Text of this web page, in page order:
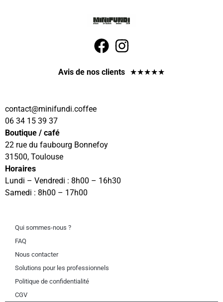
Avis de nos clients ★★★★★
contact@minifundi.coffee
06 34 15 39 37
Boutique / café
22 rue du faubourg Bonnefoy
31500, Toulouse
Horaires
Lundi – Vendredi : 8h00 – 16h30
Samedi : 8h00 – 17h00
Qui sommes-nous ?
FAQ
Nous contacter
Solutions pour les professionnels
Politique de confidentialité
CGV